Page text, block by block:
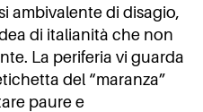
ambivalente di disagio,
di italianità che non
La periferia vi guarda
del “maranza”
paure e